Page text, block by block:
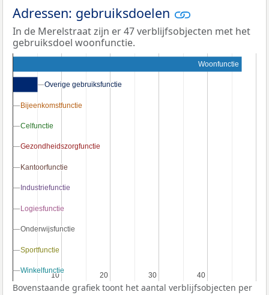
Adressen: gebruiksdoelen
In de Merelstraat zijn er 47 verblijfsobjecten met het
gebruiksdoel woonfunctie.
10
10 20
20 30
30 40
40
Woonfunctie
Overige gebruiksfunctie
Overige gebruiksfunctie
Bijeenkomstfunctie
Bijeenkomstfunctie
Celfunctie
Celfunctie
Gezondheidszorgfunctie
Gezondheidszorgfunctie
Kantoorfunctie
Kantoorfunctie
Industriefunctie
Industriefunctie
Logiesfunctie
Logiesfunctie
Onderwijsfunctie
Onderwijsfunctie
Sportfunctie
Sportfunctie
Winkelfunctie
Winkelfunctie
Bovenstaande grafiek toont het aantal verblijfsobjecten per